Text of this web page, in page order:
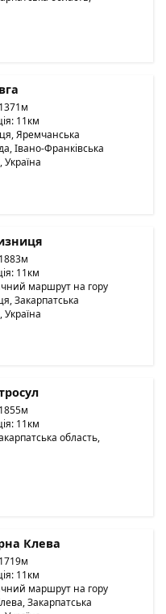
11км
Яремчанська
Івано-Франківська
Україна
11км
маршрут на гору
Закарпатська
Україна
11км
область,
Клева
11км
маршрут на гору
Закарпатська